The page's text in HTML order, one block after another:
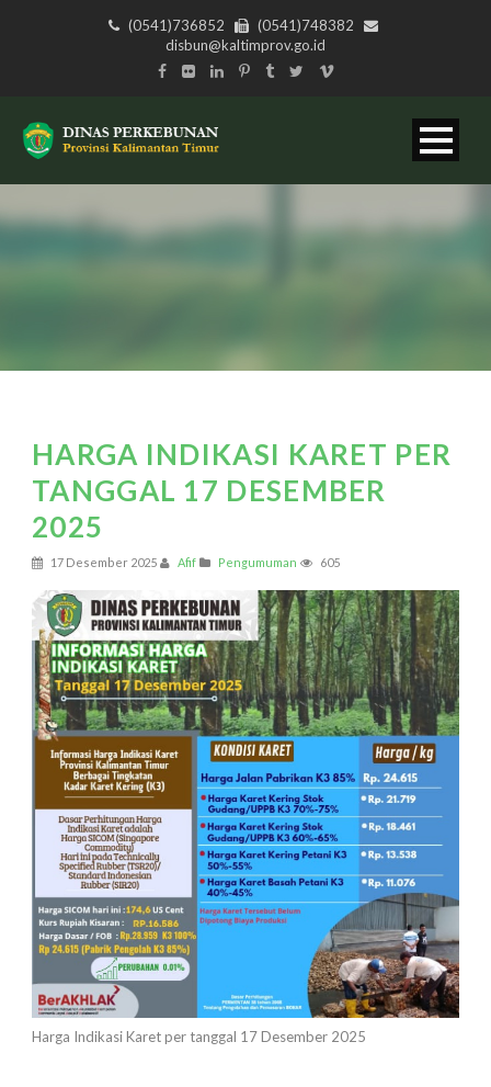
(0541)736852
(0541)748382
disbun@kaltimprov.go.id
HARGA INDIKASI KARET PER
TANGGAL 17 DESEMBER
2025
17 Desember 2025 Afif Pengumuman 605
Harga Indikasi Karet per tanggal 17 Desember 2025